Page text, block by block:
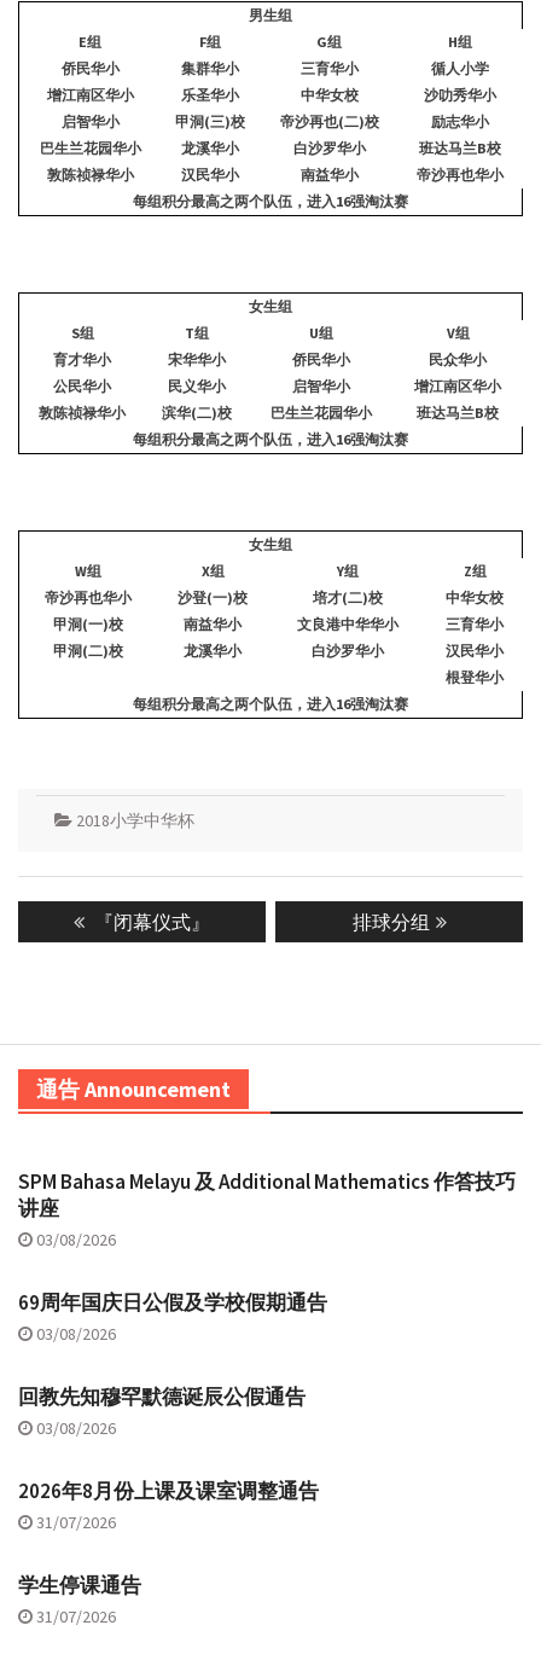
男生组
E组 F组 G组 H组
侨民华小
集群华小 三育华小
循人小学
增江南区华小
乐圣华小 中华女校
沙叻秀华小
启智华小
甲洞(三)校 帝沙再也(二)校
励志华小
巴生兰花园华小
龙溪华小 白沙罗华小
班达马兰B校
敦陈祯禄华小
汉民华小 南益华小
帝沙再也华小
每组积分最高之两个队伍，进入 16强淘汰赛
女生组
S组 T组 U组 V组
育才华小
宋华华小 侨民华小
民众华小
公民华小
民义华小 启智华小
增江南区华小
敦陈祯禄华小
滨华(二)校 巴生兰花园华小
班达马兰B校
每组积分最高之两个队伍，进入 16强淘汰赛
女生组
W组 X组 Y组 Z组
帝沙再也华小
沙登(一)校 培才(二)校
中华女校
甲洞(一)校
南益华小 文良港中华华小
三育华小
甲洞(二)校
龙溪华小 白沙罗华小
汉民华小
根登华小
每组积分最高之两个队伍，进入 16强淘汰赛
2018小学中华杯
navigationPrevious
post:
『闭幕仪式』
Next
post:
排球分组
通告 Announcement
SPM Bahasa Melayu 及 Additional Mathematics 作答技巧
讲座
03/08/2026
69周年国庆日公假及学校假期通告
03/08/2026
回教先知穆罕默德诞辰公假通告
03/08/2026
2026年8月份上课及课室调整通告
31/07/2026
学生停课通告
31/07/2026